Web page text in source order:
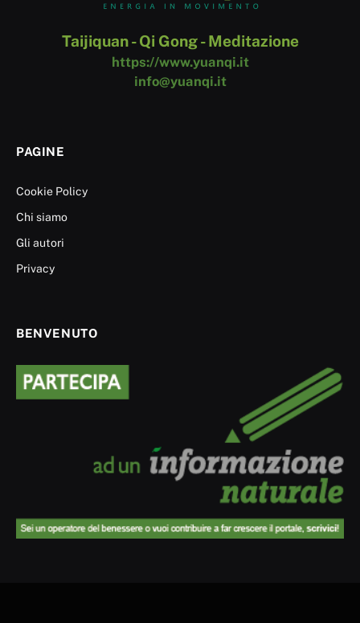
Taijiquan - Qi Gong - Meditazione
https://www.yuanqi.it
info@yuanqi.it
PAGINE
Cookie Policy
Chi siamo
Gli autori
Privacy
BENVENUTO